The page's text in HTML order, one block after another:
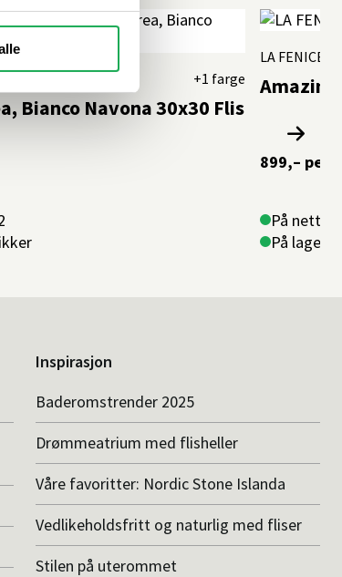
Bianco Navona 30x30 Flis
+1 farge
LA FENICE
899,– per
På
På lager i
Inspirasjon
Baderomstrender 2025
Drømmeatrium med flisheller
Våre favoritter: Nordic Stone Islanda
Vedlikeholdsfritt og naturlig med fliser
Stilen på uterommet